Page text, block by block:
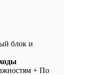
блок и
+ По